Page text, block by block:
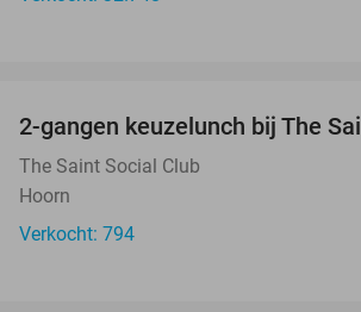
2-gangen keuzelunch bij The
The Saint Social Club
Hoorn
Verkocht: 794